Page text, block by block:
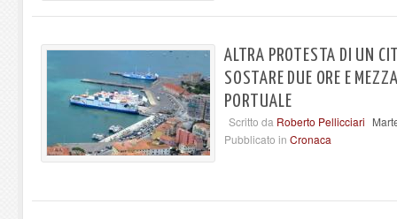
ALTRA PROTESTA DI UN
SOSTARE DUE ORE E
PORTUALE
Scritto da Roberto Pellicciari
Pubblicato in Cronaca